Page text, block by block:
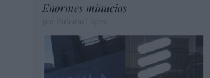
Enormes minucias